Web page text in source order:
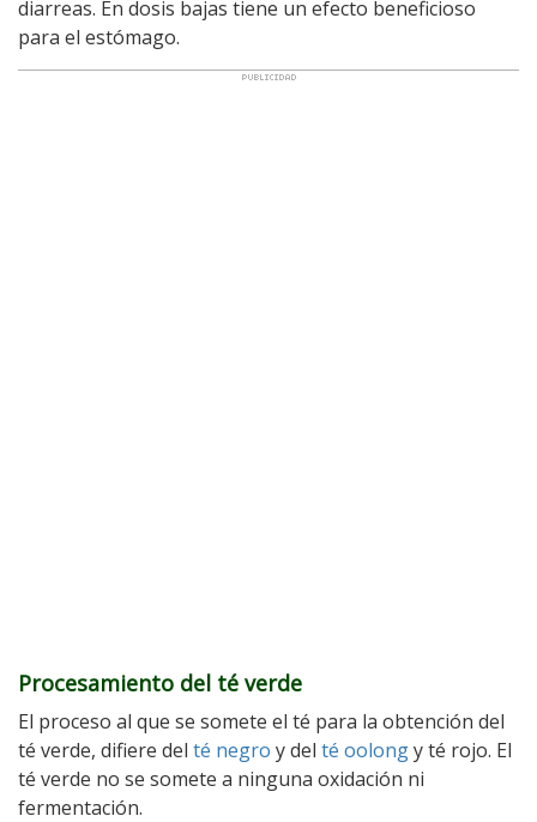
diarreas. En dosis bajas tiene un efecto beneficioso
para el estómago.
Procesamiento del té verde
El proceso al que se somete el té para la obtención del
té verde, difiere del té negro y del té oolongy té rojo. El
té verde no se somete a ninguna oxidación ni
fermentación.